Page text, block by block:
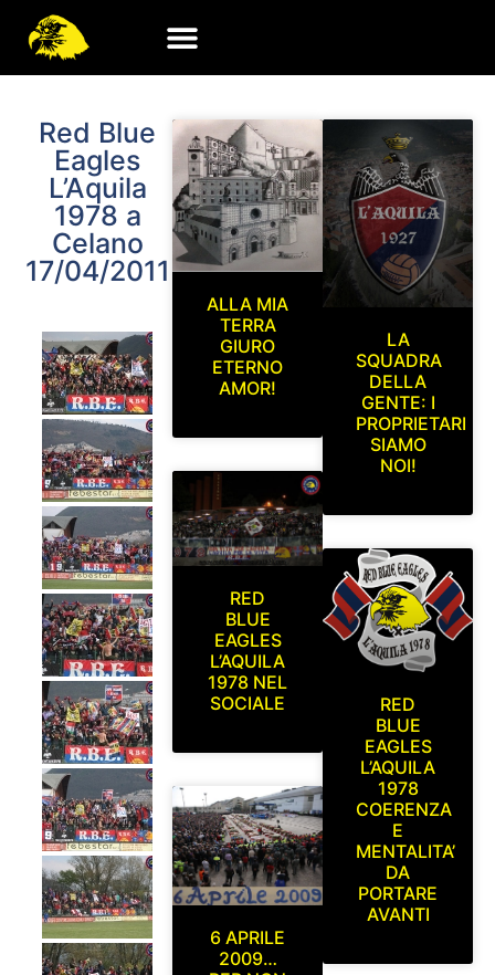
Red Blue
Eagles
L’Aquila
1978 a
Celano
17/04/2011
ALLA MIA
TERRA
GIURO
ETERNO
AMOR!
RED
BLUE
EAGLES
L’AQUILA
1978 NEL
SOCIALE
6 APRILE
2009…
LA
SQUADRA
DELLA
GENTE: I
PROPRIETARI
SIAMO
NOI!
RED
BLUE
EAGLES
L’AQUILA
1978
COERENZA
E
MENTALITA’
DA
PORTARE
AVANTI